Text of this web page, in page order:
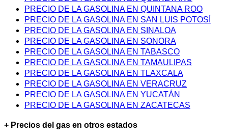
PRECIO DE LA GASOLINA EN QUINTANA ROO
PRECIO DE LA GASOLINA EN SAN LUIS POTOSÍ
PRECIO DE LA GASOLINA EN SINALOA
PRECIO DE LA GASOLINA EN SONORA
PRECIO DE LA GASOLINA EN TABASCO
PRECIO DE LA GASOLINA EN TAMAULIPAS
PRECIO DE LA GASOLINA EN TLAXCALA
PRECIO DE LA GASOLINA EN VERACRUZ
PRECIO DE LA GASOLINA EN YUCATÁN
PRECIO DE LA GASOLINA EN ZACATECAS
+ Precios del gas en otros estados